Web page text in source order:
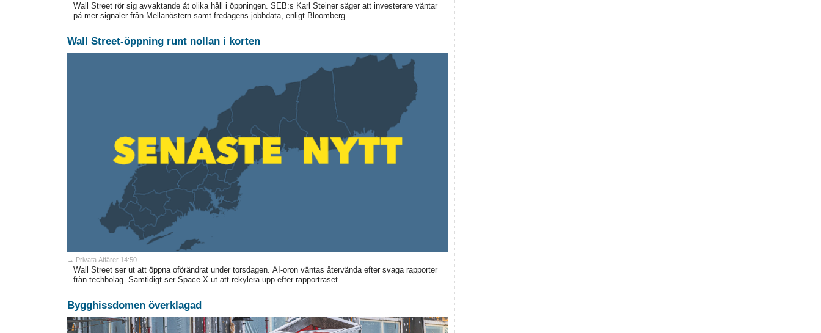
Wall Street rör sig avvaktande åt olika håll i öppningen. SEB:s Karl Steiner säger att investerare väntar
på mer signaler från Mellanöstern samt fredagens jobbdata, enligt Bloomberg...
Wall Street-öppning runt nollan i korten
→ Privata Affärer 14:50
Wall Street ser ut att öppna oförändrat under torsdagen. AI-oron väntas återvända efter svaga rapporter
från techbolag. Samtidigt ser Space X ut att rekylera upp efter rapportraset...
Bygghissdomen överklagad